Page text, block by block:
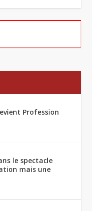
Profession
le spectacle
mais une